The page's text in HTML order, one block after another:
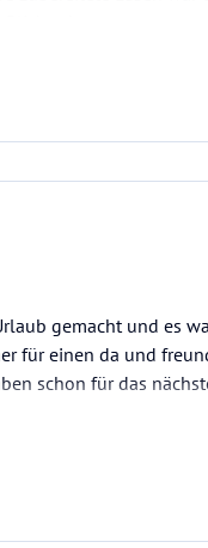
gemacht und es
für einen da und
schon für das